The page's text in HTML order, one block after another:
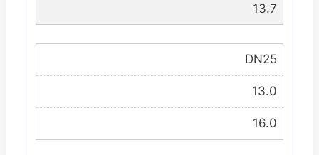
13.7
DN25
13.0
16.0